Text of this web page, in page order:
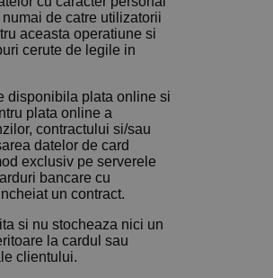
de catre utilizatorii
aceasta operatiune si
cerute de legile in
disponibila plata online si
plata online a
contractului si/sau
datelor de card
exclusiv pe serverele
bancare cu
un contract.
si nu stocheaza nici un
la cardul sau
clientului.